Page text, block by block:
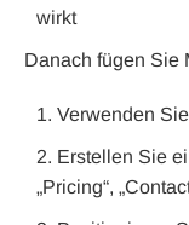
wirkt
Danach fügen Sie
Verwenden
Erstellen Sie
„Pricing“,